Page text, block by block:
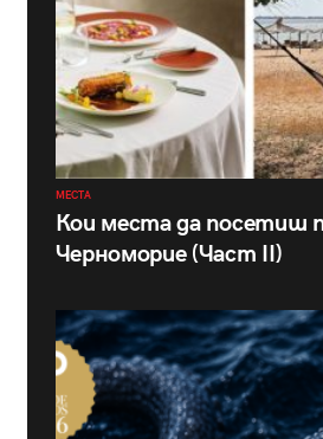
МЕСТА
Кои места да
Черноморие (Част II)